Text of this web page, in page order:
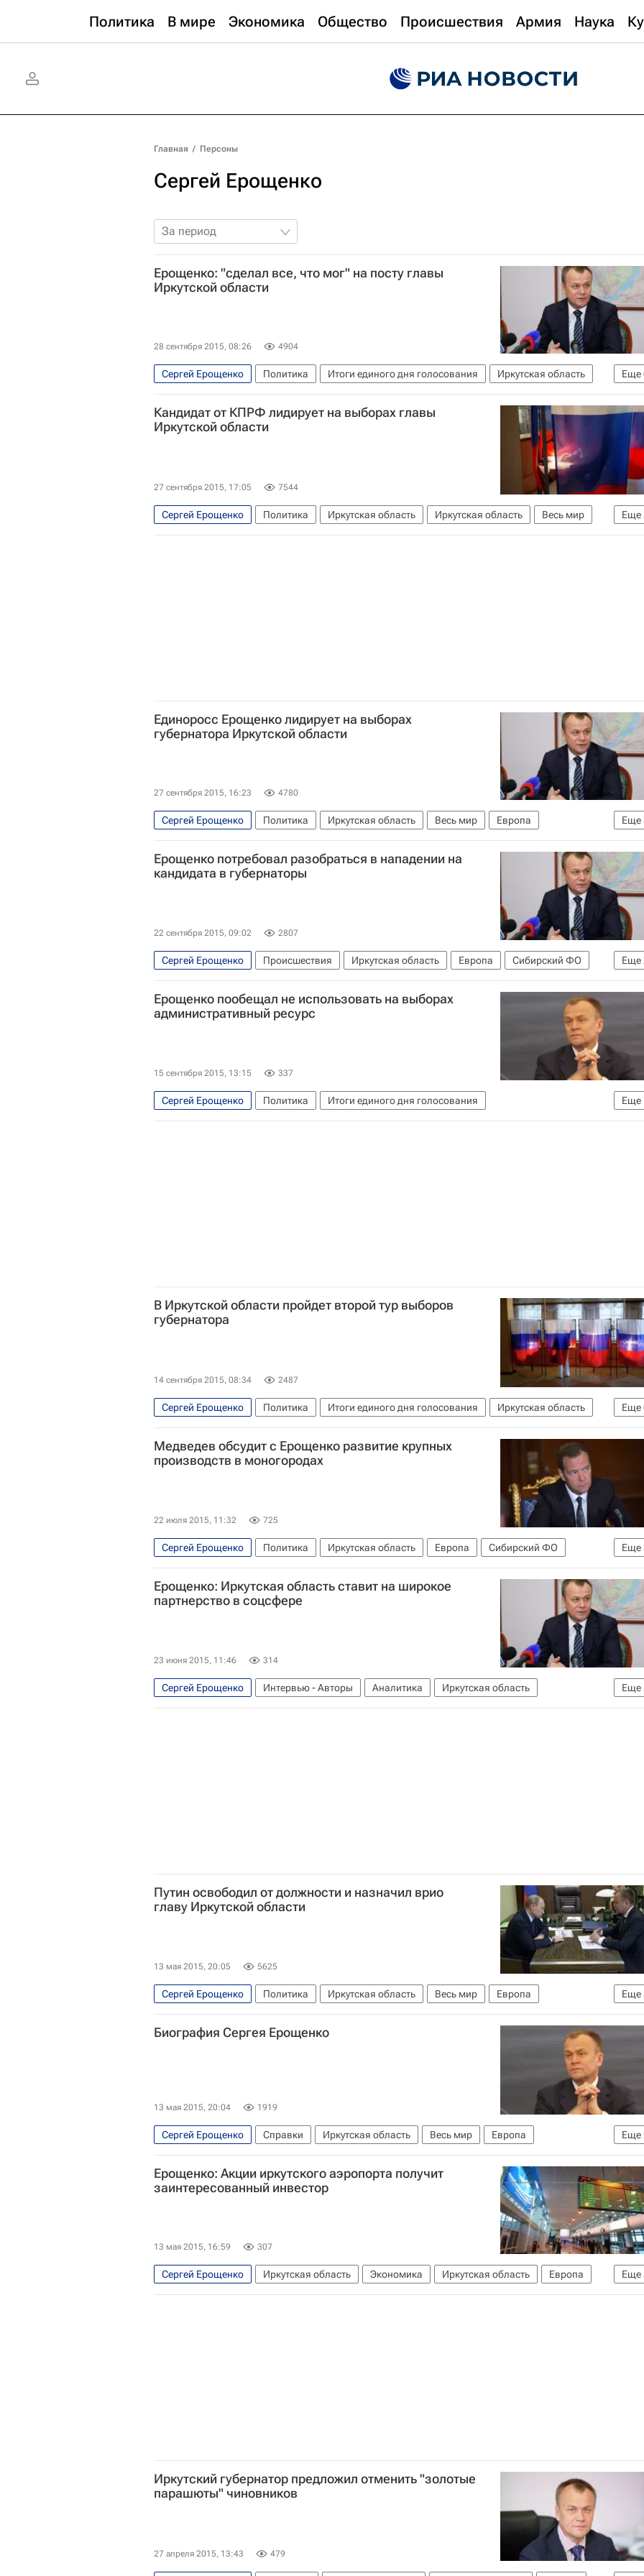
Политика В мире Экономика Общество Происшествия Армия Наука
Главная / Персоны
Сергей Ерощенко
За период
Ерощенко: "сделал все, что мог" на посту главы
Иркутской области
28 сентября 2015, 08:26 4904
Еще
Сергей Ерощенко Политика Итоги единого дня голосования
Иркутская область
Иркутская область
Европа Сибирский ФО Весь мир КПРФ Россия
Кандидат от КПРФ лидирует на выборах главы
Иркутской области
27 сентября 2015, 17:05 7544
Еще
Сергей Ерощенко Политика Иркутская область Иркутская область
Весь мир
Европа
Сибирский ФО Сергей Левченко КПРФ Россия
Единоросс Ерощенко лидирует на выборах
губернатора Иркутской области
27 сентября 2015, 16:23 4780
Еще
Сергей Ерощенко Политика Иркутская область Весь мир
Европа
Сибирский ФО
Сергей Левченко Россия
Ерощенко потребовал разобраться в нападении на
кандидата в губернаторы
22 сентября 2015, 09:02 2807
Еще
Сергей Ерощенко Происшествия Иркутская область Европа
Сибирский ФО
Весь мир
Россия
Ерощенко пообещал не использовать на выборах
административный ресурс
15 сентября 2015, 13:15 337
Еще
Сергей Ерощенко Политика
Итоги единого дня голосования
Единый день голосования в России
В Иркутской области пройдет второй тур выборов
губернатора
14 сентября 2015, 08:34 2487
Еще
Сергей Ерощенко Политика Итоги единого дня голосования
Иркутская область
Европа
Сибирский ФО Весь мир
Сергей Левченко
Единый день голосования в России
Россия
Медведев обсудит с Ерощенко развитие крупных
производств в моногородах
22 июля 2015, 11:32 725
Еще
Сергей Ерощенко Политика Иркутская область Европа
Сибирский ФО
Весь мир
Дмитрий Медведев Россия
Ерощенко: Иркутская область ставит на широкое
партнерство в соцсфере
23 июня 2015, 11:46 314
Еще
Сергей Ерощенко Интервью - Авторы Аналитика
Иркутская область
Иркутская область
Европа Сибирский ФО Весь мир Россия
Путин освободил от должности и назначил врио
главу Иркутской области
13 мая 2015, 20:05 5625
Еще
Сергей Ерощенко Политика Иркутская область Весь мир
Европа
Сибирский ФО
Владимир Путин Россия
Биография Сергея Ерощенко
13 мая 2015, 20:04 1919
Еще
Сергей Ерощенко Справки Иркутская область Весь мир
Европа
Сибирский ФО
Россия
Ерощенко: Акции иркутского аэропорта получит
заинтересованный инвестор
13 мая 2015, 16:59 307
Еще
Сергей Ерощенко Иркутская область Экономика Иркутская область
Европа
Сибирский ФО
Весь мир Россия
Иркутский губернатор предложил отменить "золотые
парашюты" чиновников
27 апреля 2015, 13:43 479